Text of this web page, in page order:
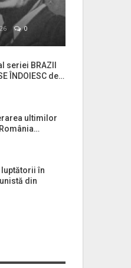
0
seriei BRAZII
ÎNDOIESC de…
ultimilor
luptătorii în
din